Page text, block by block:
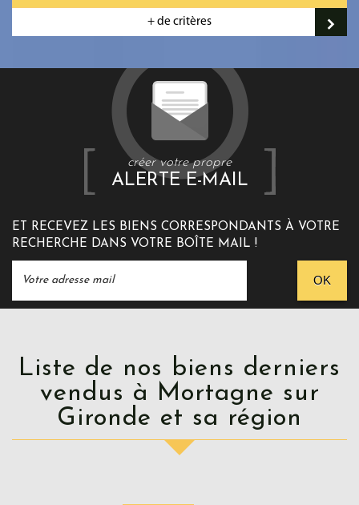
+ de critères
créer votre propre
ALERTE E-MAIL
ET RECEVEZ LES BIENS CORRESPONDANTS À VOTRE
RECHERCHE DANS VOTRE BOÎTE MAIL !
OK
Liste de nos biens derniers
vendus à Mortagne sur
Gironde et sa région